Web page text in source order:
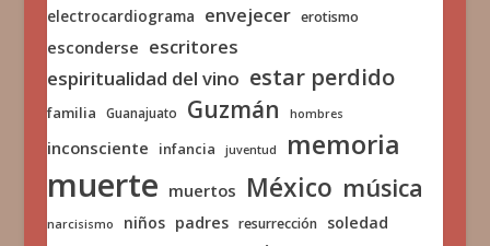
electrocardiograma envejecer erotismo
esconderse escritores
espiritualidad del vino estar perdido
familia Guanajuato Guzmán hombres
inconsciente infancia juventud memoria
muerte muertos México música
narcisismo niños padres resurrección soledad